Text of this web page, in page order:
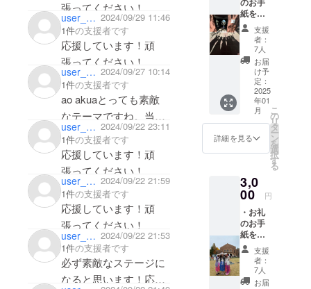
かったけど難しいの
で、この方法で応援さ
せてください💕
1.2年生のみんなはこれ
からも頑張ってね！3
年生はまたいつか一緒
に踊れたらいいな🥰🌺
みんなだいすき！！
張ってください！
user_0edfe2ec8ed4 2024/09/29 11:46
1件の支援者です
応援しています！頑
張ってください！
user_8a4634ab23a4 2024/09/27 10:14
1件の支援者です
ao akuaとっても素敵
なテーマですね。当日
も楽しみにしておりま
す。塾祭などのステー
ジも頑張ってください
ね☺️応援してます！
user_7b11e4d0f1d4 2024/09/22 23:11
1件の支援者です
応援しています！頑
張ってください！
user_e6493f042af4 2024/09/22 21:59
1件の支援者です
応援しています！頑
張ってください！
user_9e4b0fa67ab4 2024/09/22 21:53
1件の支援者です
必ず素敵なステージに
なると思います！応援
紙を送
付いた
しま
す。 ※
備考欄
に記載
するお
名前を
ご記入
くださ
い。
(ニック
ネーム
も可能)
支援
者：
7人
お届
け予
定：
2025
年01
月
詳細を見る
こ
の
リ
タ
ー
ン
を
選
択
す
る
3,0
00 円
・お礼
のお手
紙を送
付いた
しま
す。 ・
動画の
支援
者：
7人
お届